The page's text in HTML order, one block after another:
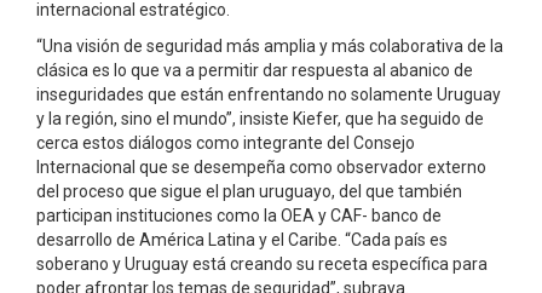
internacional estratégico.
“Una visión de seguridad más amplia y más colaborativa de la
clásica es lo que va a permitir dar respuesta al abanico de
inseguridades que están enfrentando no solamente Uruguay
y la región, sino el mundo”, insiste Kiefer, que ha seguido de
cerca estos diálogos como integrante del Consejo
Internacional que se desempeña como observador externo
del proceso que sigue el plan uruguayo, del que también
participan instituciones como la OEA y CAF- banco de
desarrollo de América Latina y el Caribe. “Cada país es
soberano y Uruguay está creando su receta específica para
poder afrontar los temas de seguridad”, subraya.